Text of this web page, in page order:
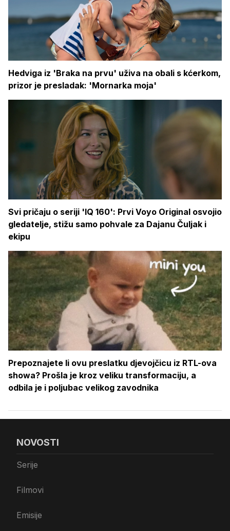
Hedviga iz 'Braka na prvu' uživa na obali s kćerkom,
prizor je presladak: 'Mornarka moja'
Svi pričaju o seriji 'IQ 160': Prvi Voyo Original osvojio
gledatelje, stižu samo pohvale za Dajanu Čuljak i
ekipu
Prepoznajete li ovu preslatku djevojčicu iz RTL-ova
showa? Prošla je kroz veliku transformaciju, a
odbila je i poljubac velikog zavodnika
NOVOSTI
Serije
Filmovi
Emisije